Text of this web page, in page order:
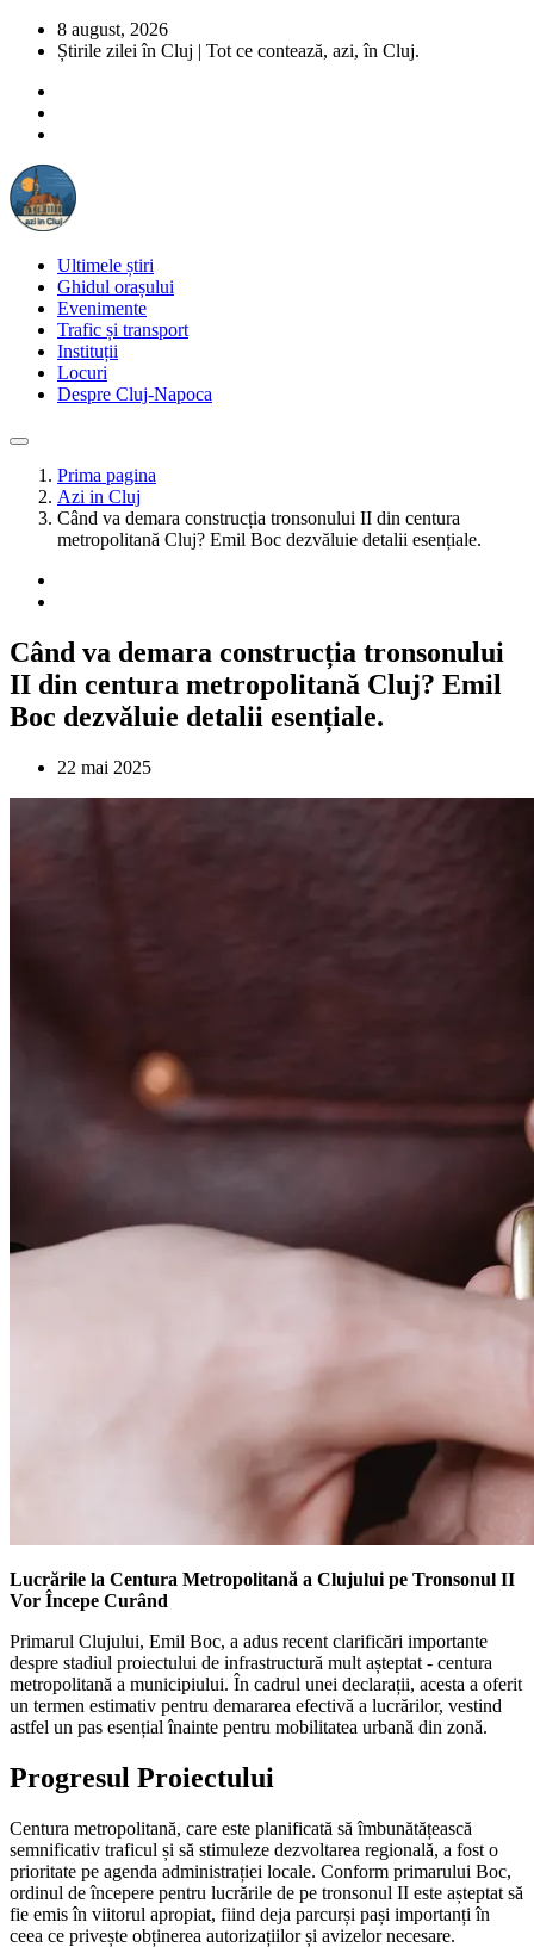
8 august, 2026
Știrile zilei în Cluj | Tot ce contează, azi, în Cluj.
Ultimele știri
Ghidul orașului
Evenimente
Trafic și transport
Instituții
Locuri
Despre Cluj-Napoca
Prima pagina
Azi in Cluj
Când va demara construcția tronsonului II din centura
metropolitană Cluj? Emil Boc dezvăluie detalii esențiale.
Când va demara construcția tronsonului
II din centura metropolitană Cluj? Emil
Boc dezvăluie detalii esențiale.
22 mai 2025
Lucrările la Centura Metropolitană a Clujului pe Tronsonul II
Vor Începe Curând
Primarul Clujului, Emil Boc, a adus recent clarificări importante
despre stadiul proiectului de infrastructură mult așteptat - centura
metropolitană a municipiului. În cadrul unei declarații, acesta a oferit
un termen estimativ pentru demararea efectivă a lucrărilor, vestind
astfel un pas esențial înainte pentru mobilitatea urbană din zonă.
Progresul Proiectului
Centura metropolitană, care este planificată să îmbunătățească
semnificativ traficul și să stimuleze dezvoltarea regională, a fost o
prioritate pe agenda administrației locale. Conform primarului Boc,
ordinul de începere pentru lucrările de pe tronsonul II este așteptat să
fie emis în viitorul apropiat, fiind deja parcurși pași importanți în
ceea ce privește obținerea autorizațiilor și avizelor necesare.